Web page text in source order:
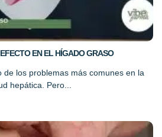
EN EL HÍGADO GRASO
de los problemas más comunes en la
hepática. Pero...